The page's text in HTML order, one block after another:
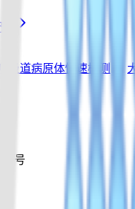
吸道病原体快速检测
号